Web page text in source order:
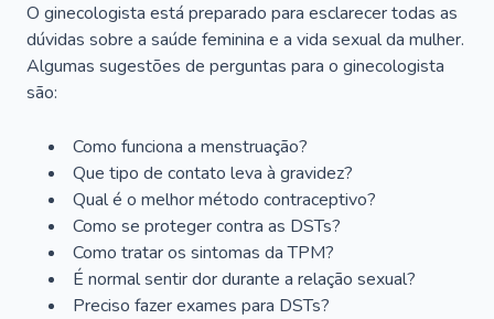
O ginecologista está preparado para esclarecer todas as
dúvidas sobre a saúde feminina e a vida sexual da mulher.
Algumas sugestões de perguntas para o ginecologista
são:
Como funciona a menstruação?
Que tipo de contato leva à gravidez?
Qual é o melhor método contraceptivo?
Como se proteger contra as DSTs?
Como tratar os sintomas da TPM?
É normal sentir dor durante a relação sexual?
Preciso fazer exames para DSTs?